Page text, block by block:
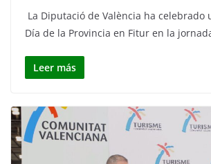
La Diputació de València ha celebrado
Día de la Provincia en Fitur en la
Leer más